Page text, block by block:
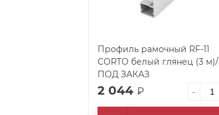
Профиль рамочный RF-11
CORTO белый глянец (3 м)/
ПОД ЗАКАЗ
2 044 ₽ -